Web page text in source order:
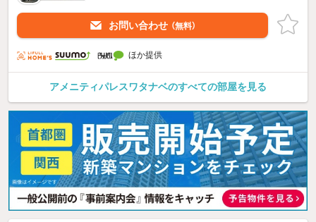
お問い合わせ （無料）
ほか提供
アメニティパレスワタナベのすべての部屋を見る